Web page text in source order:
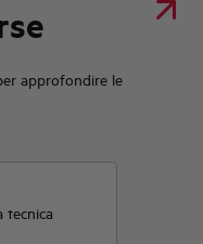
approfondire le
tecnica